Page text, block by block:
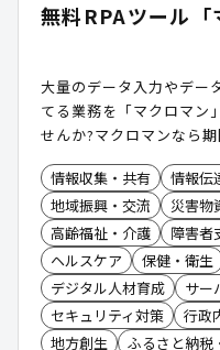
無料RPAツール「
大量のデータ入力やデー
てる業務を「マクロマン
せんか?マクロマンなら
用できます。
情報収集・共有
情報伝
地域振興・交流
災害物
高齢福祉・介護
障害者
ヘルスケア
保健・衛生
デジタル人材育成
サー
セキュリティ対策
行政
地方創生
ふるさと納税